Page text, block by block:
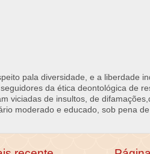
pala diversidade, e a liberdade
da ética deontológica de
viciadas de insultos, de
moderado e educado, sob pena